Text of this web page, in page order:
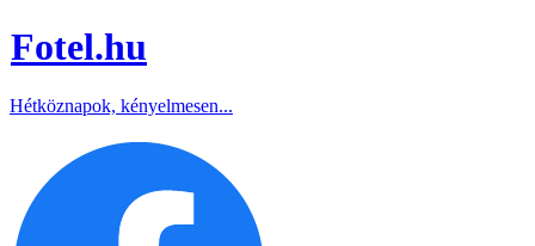
Fotel.hu
Hétköznapok, kényelmesen...